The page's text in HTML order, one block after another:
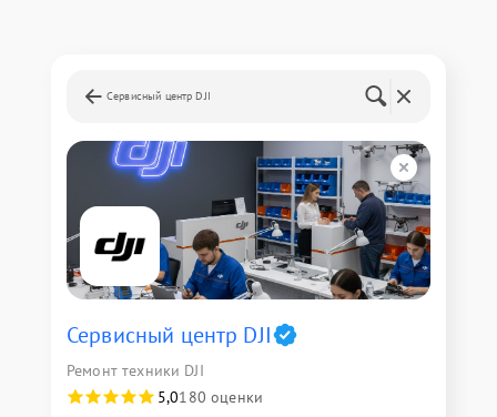
Сервисный центр DJI
Сервисный центр DJI
Ремонт техники DJI
5,0180 оценки